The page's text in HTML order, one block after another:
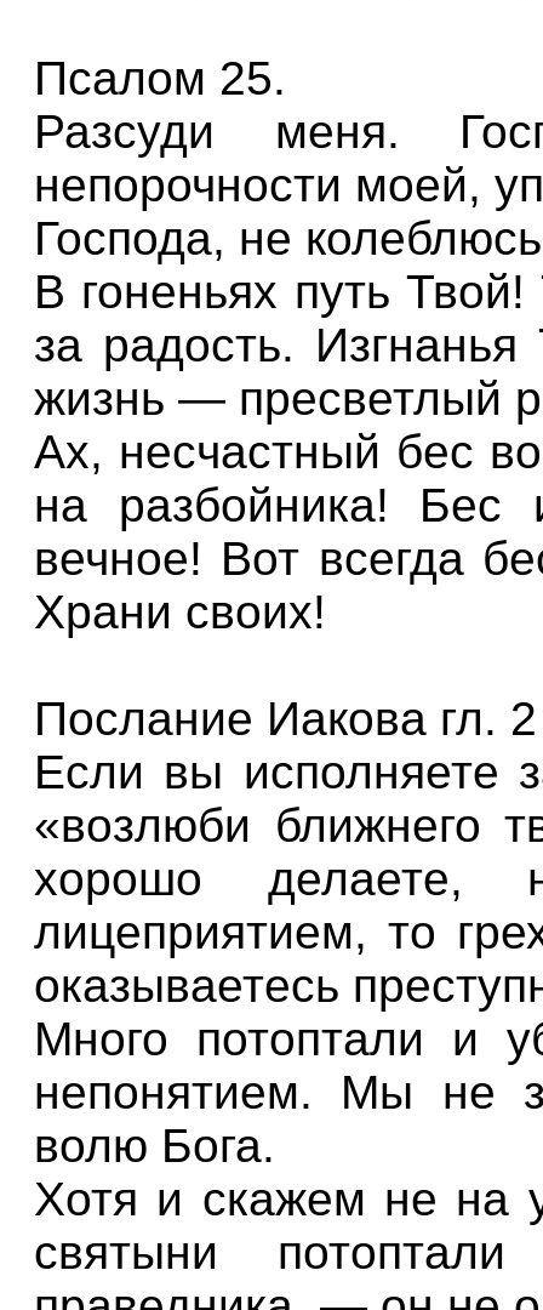
Псалом 25.
Разсуди меня.
непорочности моей,
Господа, не
В гоненьях путь
за радость.
жизнь — пресветлый
Ах, несчастный бес
на разбойника! Бес
вечное! Вот всегда
Храни своих!
Послание Иакова гл. 2
Если вы исполняете
«возлюби ближнего
хорошо делаете,
лицеприятием, то
оказываетесь
Много потоптали и
непонятием. Мы не
волю Бога.
Хотя и скажем не на
святыни